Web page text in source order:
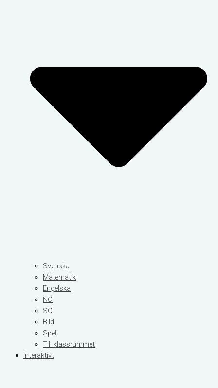
Svenska
Matematik
Engelska
NO
SO
Bild
Spel
Till klassrummet
Interaktivt